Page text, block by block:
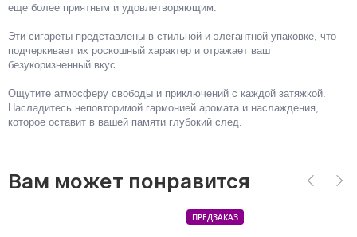
еще более приятным и удовлетворяющим.
Эти сигареты представлены в стильной и элегантной упаковке, что
подчеркивает их роскошный характер и отражает ваш
безукоризненный вкус.
Ощутите атмосферу свободы и приключений с каждой затяжкой.
Насладитесь неповторимой гармонией аромата и наслаждения,
которое оставит в вашей памяти глубокий след.
Вам может понравится
ПРЕДЗАКАЗ